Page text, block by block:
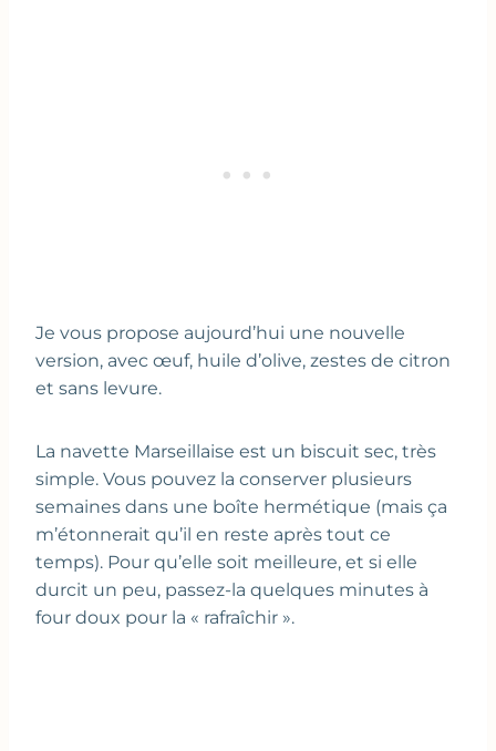
Je vous propose aujourd’hui une nouvelle
version, avec œuf, huile d’olive, zestes de citron
et sans levure.
La navette Marseillaise est un biscuit sec, très
simple. Vous pouvez la conserver plusieurs
semaines dans une boîte hermétique (mais ça
m’étonnerait qu’il en reste après tout ce
temps). Pour qu’elle soit meilleure, et si elle
durcit un peu, passez-la quelques minutes à
four doux pour la « rafraîchir ».